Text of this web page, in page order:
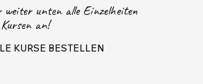
unten alle Einzelheiten
an!
KURSE BESTELLEN